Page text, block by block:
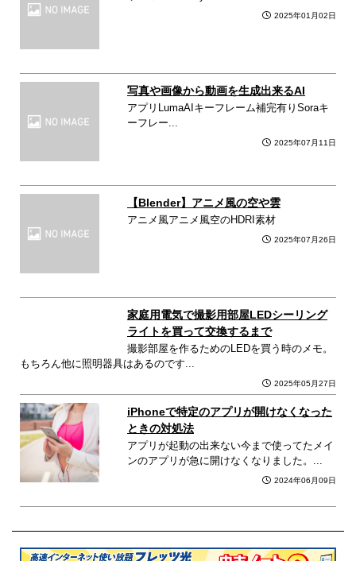
2025年01月02日
写真や画像から動画を生成出来るAI
アプリLumaAIキーフレーム補完有りSoraキ
ーフレー...
2025年07月11日
【Blender】アニメ風の空や雲
アニメ風アニメ風空のHDRI素材
2025年07月26日
家庭用電気で撮影用部屋LEDシーリング
ライトを買って交換するまで
撮影部屋を作るためのLEDを買う時のメモ。
もちろん他に照明器具はあるのです...
2025年05月27日
iPhoneで特定のアプリが開けなくなった
ときの対処法
アプリが起動の出来ない今まで使ってたメイ
ンのアプリが急に開けなくなりました。...
2024年06月09日